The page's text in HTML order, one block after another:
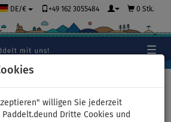
willigen Sie jederzeit
Dritte Cookies und
DE/€ +49 162 3055484 0 Stk.